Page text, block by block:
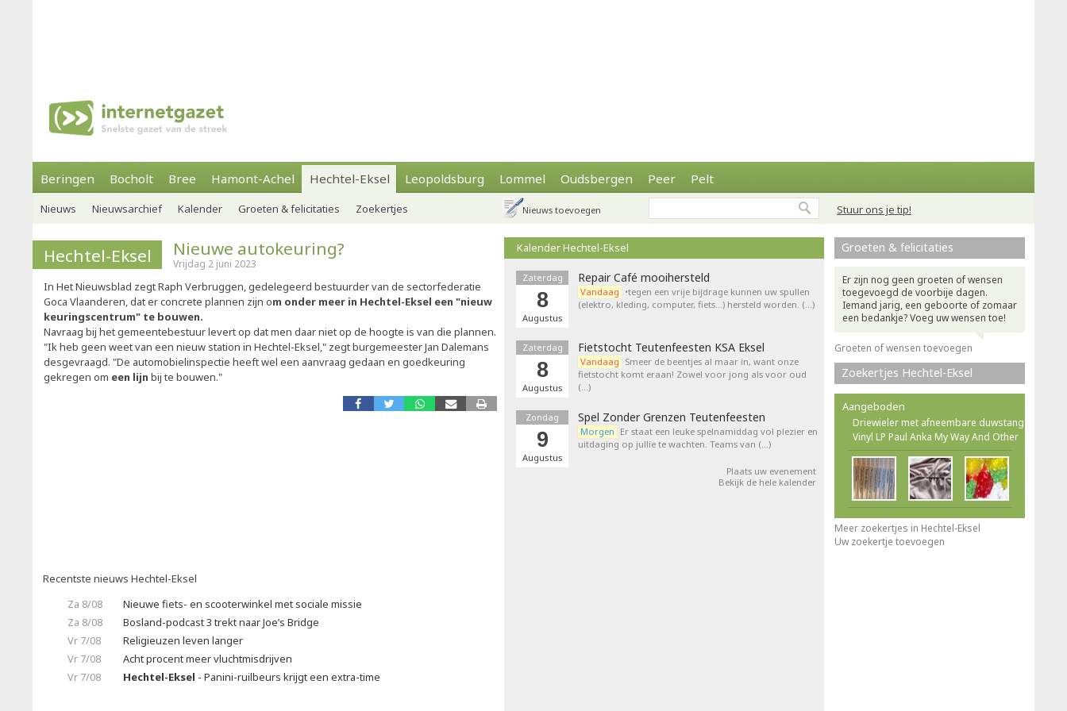
Beringen Bocholt Bree Hamont-Achel Hechtel-Eksel Leopoldsburg Lommel Oudsbergen Peer Pelt
Stuur ons je tip!
Nieuws Nieuwsarchief Kalender Groeten & felicitaties Zoekertjes Nieuws toevoegen
Hechtel-Eksel Nieuwe autokeuring?
Vrijdag 2 juni 2023
In Het Nieuwsblad zegt Raph Verbruggen, gedelegeerd bestuurder van de sectorfederatie
Goca Vlaanderen, dat er concrete plannen zijn om onder meer in Hechtel-Eksel een "nieuw
keuringscentrum" te bouwen.
Navraag bij het gemeentebestuur levert op dat men daar niet op de hoogte is van die plannen.
"Ik heb geen weet van een nieuw station in Hechtel-Eksel," zegt burgemeester Jan Dalemans
desgevraagd. "De automobielinspectie heeft wel een aanvraag gedaan en goedkeuring
gekregen om een lijn bij te bouwen."
Recentste nieuws Hechtel-Eksel
Za 8/08
Nieuwe fiets- en scooterwinkel met sociale missie
Za 8/08
Bosland-podcast 3 trekt naar Joe’s Bridge
Vr 7/08
Religieuzen leven langer
Vr 7/08
Acht procent meer vluchtmisdrijven
Vr 7/08
Hechtel-Eksel - Panini-ruilbeurs krijgt een extra-time
Kalender Hechtel-Eksel
Zaterdag
8
Augustus
Repair Café mooihersteld
Vandaag •tegen een vrije bijdrage kunnen uw spullen
(elektro, kleding, computer, fiets…) hersteld worden. (…)
Zaterdag
8
Augustus
Fietstocht Teutenfeesten KSA Eksel
Vandaag Smeer de beentjes al maar in, want onze
fietstocht komt eraan! Zowel voor jong als voor oud
(…)
Zondag
9
Augustus
Spel Zonder Grenzen Teutenfeesten
Morgen Er staat een leuke spelnamiddag vol plezier en
uitdaging op jullie te wachten. Teams van (…)
Plaats uw evenement
Bekijk de hele kalender
Groeten & felicitaties
Er zijn nog geen groeten of wensen
toegevoegd de voorbije dagen.
Iemand jarig, een geboorte of zomaar
een bedankje? Voeg uw wensen toe!
Groeten of wensen toevoegen
Zoekertjes Hechtel-Eksel
Aangeboden
Driewieler met afneembare duwstang
Vinyl LP Paul Anka My Way And Other
Meer zoekertjes in Hechtel-Eksel
Uw zoekertje toevoegen